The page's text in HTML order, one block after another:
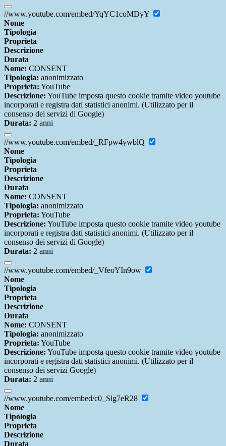
//www.youtube.com/embed/YqYC1coMDyY
Nome
Tipologia
Proprieta
Descrizione
Durata
Nome: CONSENT
Tipologia: anonimizzato
Proprieta: YouTube
Descrizione: YouTube imposta questo cookie tramite video youtube
incorporati e registra dati statistici anonimi. (Utilizzato per il
consenso dei servizi di Google)
Durata: 2 anni
//www.youtube.com/embed/_RFpw4ywblQ
Nome
Tipologia
Proprieta
Descrizione
Durata
Nome: CONSENT
Tipologia: anonimizzato
Proprieta: YouTube
Descrizione: YouTube imposta questo cookie tramite video youtube
incorporati e registra dati statistici anonimi. (Utilizzato per il
consenso dei servizi di Google)
Durata: 2 anni
//www.youtube.com/embed/_VfeoYIn9ow
Nome
Tipologia
Proprieta
Descrizione
Durata
Nome: CONSENT
Tipologia: anonimizzato
Proprieta: YouTube
Descrizione: YouTube imposta questo cookie tramite video youtube
incorporati e registra dati statistici anonimi. (Utilizzato per il
consenso dei servizi Google)
Durata: 2 anni
//www.youtube.com/embed/c0_Slg7eR28
Nome
Tipologia
Proprieta
Descrizione
Durata